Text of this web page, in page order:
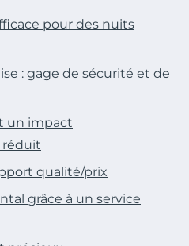
pour des nuits
: gage de sécurité et de
un impact
qualité/prix
grâce à un service